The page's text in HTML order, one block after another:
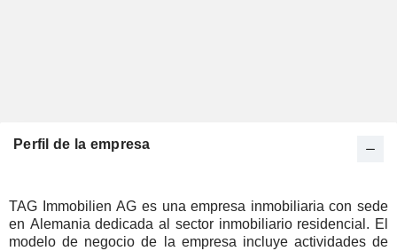
Perfil de la empresa
TAG Immobilien AG es una empresa inmobiliaria con sede
en Alemania dedicada al sector inmobiliario residencial. El
modelo de negocio de la empresa incluye actividades de